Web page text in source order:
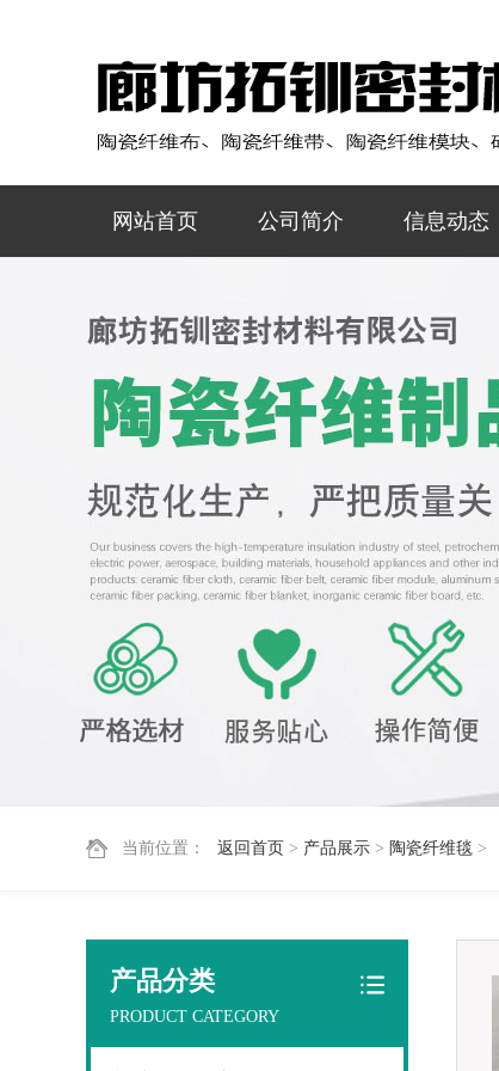
网站首页 公司简介 信息动态
当前位置： 返回首页 > 产品展示 > 陶瓷纤维毯 >
产品分类
PRODUCT CATEGORY